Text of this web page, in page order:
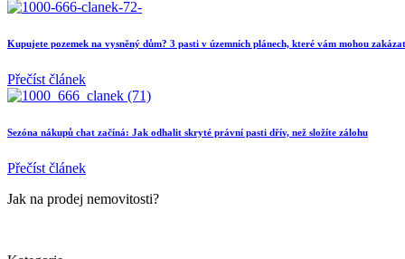
Kupujete pozemek na vysněný dům? 3 pasti v územních plánech, které vám mohou
Přečíst článek
Sezóna nákupů chat začíná: Jak odhalit skryté právní pasti dřív, než složíte zálohu
Přečíst článek
Jak na prodej nemovitosti?